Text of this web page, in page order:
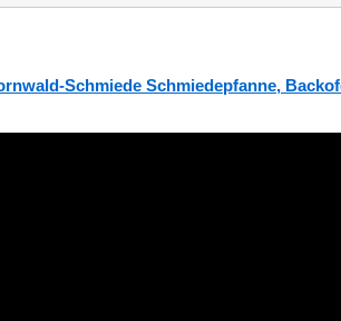
Schmiede Schmiedepfanne,